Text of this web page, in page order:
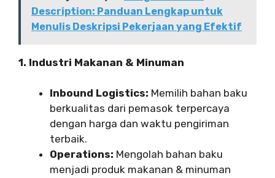
Description: Panduan Lengkap untuk
Menulis Deskripsi Pekerjaan yang Efektif
1. Industri Makanan & Minuman
Inbound Logistics: Memilih bahan baku
berkualitas dari pemasok terpercaya
dengan harga dan waktu pengiriman
terbaik.
Operations: Mengolah bahan baku
menjadi produk makanan & minuman